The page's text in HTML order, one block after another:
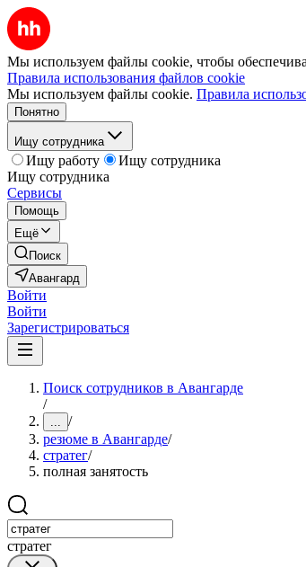
Мы используем файлы cookie, чтобы
Правила использования файлов cookie
Мы используем файлы cookie. Правила
Понятно
Ищу сотрудника
Ищу работу
Ищу сотрудника
Ищу сотрудника
Сервисы
Помощь
Ещё
Поиск
Авангард
Войти
Войти
Зарегистрироваться
Поиск сотрудников в Авангарде
/
... /
резюме в Авангарде/
стратег/
полная занятость
стратег